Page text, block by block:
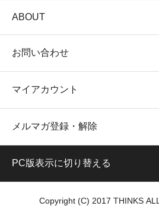
ABOUT
お問い合わせ
マイアカウント
メルマガ登録・解除
PC版表示に切り替える
Copyright (C) 2017 THINKS